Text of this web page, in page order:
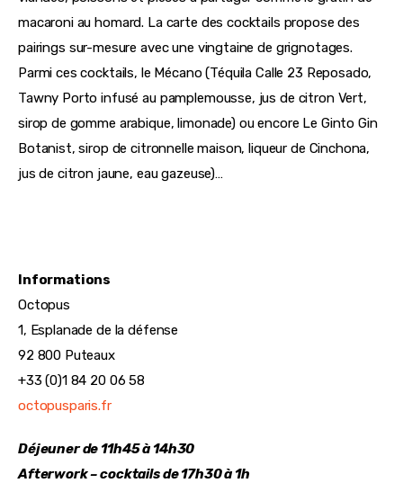
macaroni au homard. La carte des cocktails propose des
pairings sur-mesure avec une vingtaine de grignotages.
Parmi ces cocktails, le Mécano (Téquila Calle 23 Reposado,
Tawny Porto infusé au pamplemousse, jus de citron Vert,
sirop de gomme arabique, limonade) ou encore Le Ginto Gin
Botanist, sirop de citronnelle maison, liqueur de Cinchona,
jus de citron jaune, eau gazeuse)…
Informations
Octopus
1, Esplanade de la défense
92 800 Puteaux
+33 (0)1 84 20 06 58
octopusparis.fr
Déjeuner de 11h45 à 14h30
Afterwork – cocktails de 17h30 à 1h